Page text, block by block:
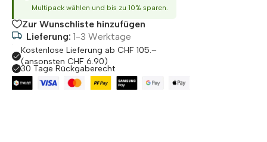
Multipack wählen und bis zu 10% sparen.
Zur Wunschliste hinzufügen
Lieferung: 1-3 Werktage
Kostenlose Lieferung ab CHF 105.–
(ansonsten CHF 6.90)
30 Tage Rückgaberecht